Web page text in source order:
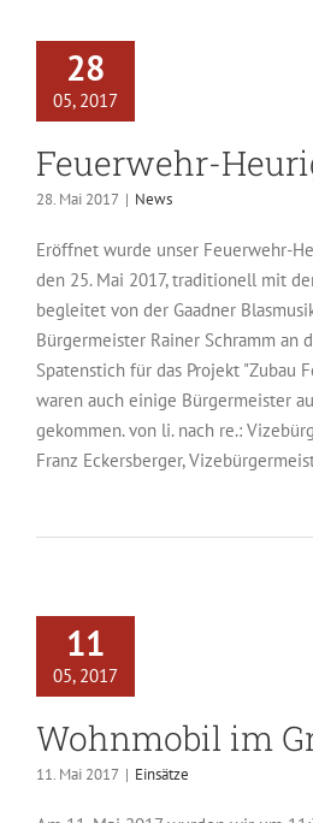
28
05, 2017
Feuerwehr-
28. Mai 2017 | News
Eröffnet wurde unser Feuerwehr-
den 25. Mai 2017, traditionell mit
begleitet von der Gaadner
Bürgermeister Rainer Schramm an
Spatenstich für das Projekt "Zubau
waren auch einige Bürgermeister
gekommen. von li. nach re.:
Franz Eckersberger,
11
05, 2017
Wohnmobil im
11. Mai 2017 | Einsätze